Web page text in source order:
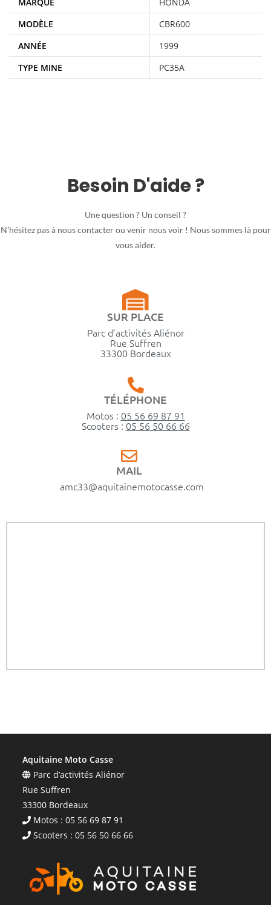
MODÈLE
CBR600
ANNÉE
1999
TYPE MINE
PC35A
Besoin D'aide ?
Une question ? Un conseil ?
N’hésitez pas à nous contacter ou venir nous voir ! Nous sommes là pour
vous aider.
SUR PLACE
Parc d’activités Aliénor
Rue Suffren
33300 Bordeaux
TÉLÉPHONE
Motos : 05 56 69 87 91
Scooters : 05 56 50 66 66
MAIL
amc33@aquitainemotocasse.com
Aquitaine Moto Casse
Parc d’activités Aliénor
Rue Suffren
33300 Bordeaux
Motos : 05 56 69 87 91
Scooters : 05 56 50 66 66